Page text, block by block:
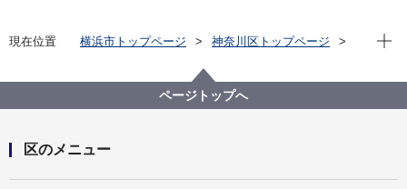
現在位置 横浜市トップページ
神奈川区トップページ
西寺尾公園（にしてらおこうえん）
現在
ページトップへ
区のメニュー